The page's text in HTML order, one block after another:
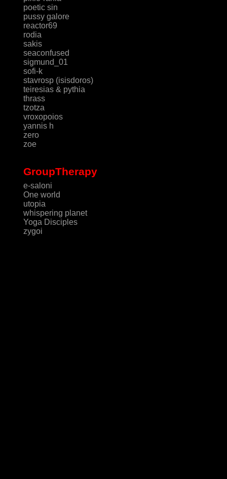
poetic sin
pussy galore
reactor69
rodia
sakis
seaconfused
sigmund_01
sofi-k
stavrosp (isisdoros)
teiresias & pythia
thrass
tzotza
vroxopoios
yannis h
zero
zoe
GroupTherapy
e-saloni
One world
utopia
whispering planet
Yoga Disciples
zygoi